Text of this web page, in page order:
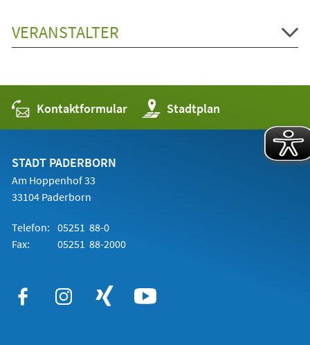
VERANSTALTER
Kontaktformular Stadtplan
(Öffnet
in
einem
STADT PADERBORN
Am Hoppenhof 33
33104 Paderborn
Telefon: 05251 88-0
Fax:
05251 88-2000